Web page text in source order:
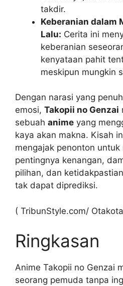
takdir.
Keberanian dalam
Lalu: Cerita ini
keberanian
kenyataan pahit
meskipun mungkin
Dengan narasi yang
emosi, Takopii no Genzai
sebuah anime yang
kaya akan makna. Kisah
mengajak penonton untuk
pentingnya kenangan,
pilihan, dan
tak dapat diprediksi.
( TribunStyle.com/
Ringkasan
Anime Takopii no Genzai
seorang pemuda tanpa